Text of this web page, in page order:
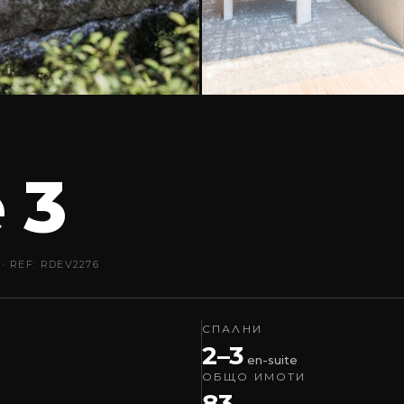
3
REF: RDEV2276
СПАЛНИ
2–3 en-suite
ОБЩО ИМОТИ